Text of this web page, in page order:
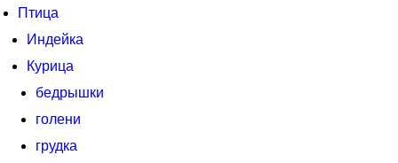
Птица
Индейка
Курица
бедрышки
голени
грудка